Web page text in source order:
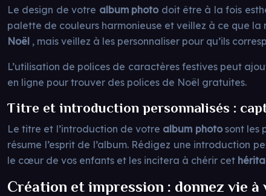
Le design de votre album photo doit être à la fois
palette de couleurs harmonieuse et veillez à ce que la
Noël , mais veillez à les personnaliser pour qu’ils
L’utilisation de polices de caractères festives peut
en ligne pour trouver des polices de Noël gratuites.
Titre et introduction personnalisés :
Le titre et l’introduction de votre album photosont les
résume l’esprit de l’album. Rédigez une introduction
le cœur de vos enfants et les incitera à chérir cet
Création et impression : donnez vie